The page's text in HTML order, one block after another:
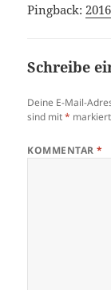
Pingback:
Schreibe
Deine E-Mail-
sind mit* markiert
KOMMENTAR*